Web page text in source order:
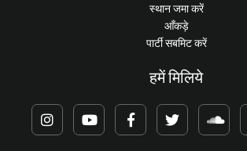
स्थान जमा करें
आँकड़े
पार्टी सबमिट करें
हमें मिलिये